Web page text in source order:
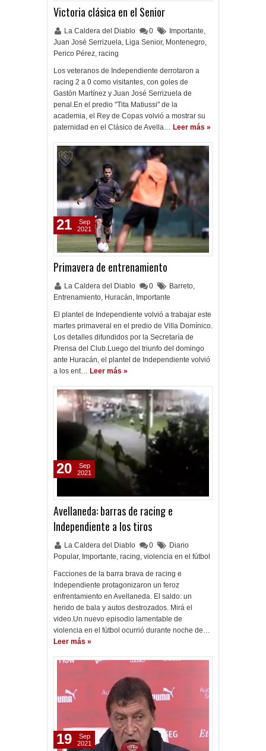
Victoria clásica en el Senior
La Caldera del Diablo 0 Importante,
Juan José Serrizuela, Liga Senior, Montenegro,
Perico Pérez, racing
Los veteranos de Independiente derrotaron a
racing 2 a 0 como visitantes, con goles de
Gastón Martínez y Juan José Serrizuela de
penal.En el predio "Tita Matiussi" de la
academia, el Rey de Copas volvió a mostrar su
paternidad en el Clásico de Avella… Leer más »
Primavera de entrenamiento
La Caldera del Diablo 0 Barreto,
Entrenamiento, Huracán, Importante
El plantel de Independiente volvió a trabajar este
martes primaveral en el predio de Villa Domínico.
Los detalles difundidos por la Secretaría de
Prensa del Club.Luego del triunfo del domingo
ante Huracán, el plantel de Independiente volvió
a los ent… Leer más »
21
Sep
2021
Avellaneda: barras de racing e
Independiente a los tiros
La Caldera del Diablo 0
Diario
Popular, Importante, racing, violencia en el fútbol
Facciones de la barra brava de racing e
Independiente protagonizaron un feroz
enfrentamiento en Avellaneda. El saldo: un
herido de bala y autos destrozados. Mirá el
video.Un nuevo episodio lamentable de
violencia en el fútbol ocurrió durante noche de…
Leer más »
20
Sep
2021
19
Sep
2021